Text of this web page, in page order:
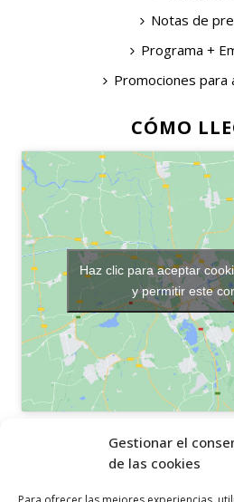
Gestionar el
de las cookies
Notas de
Programa +
Promociones para
CÓMO
Haz clic para aceptar
y permitir este
OTROS